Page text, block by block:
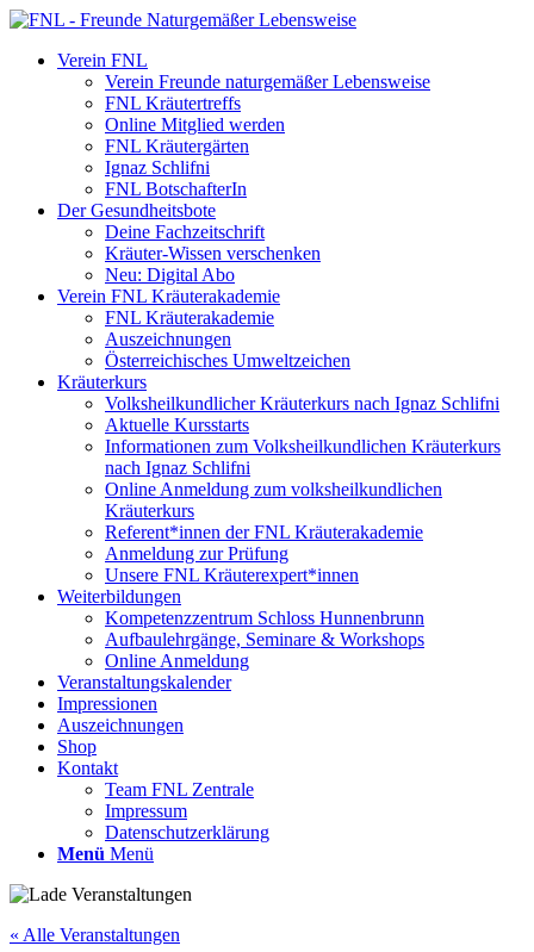
Verein FNL
Verein Freunde naturgemäßer Lebensweise
FNL Kräutertreffs
Online Mitglied werden
FNL Kräutergärten
Ignaz Schlifni
FNL BotschafterIn
Der Gesundheitsbote
Deine Fachzeitschrift
Kräuter-Wissen verschenken
Neu: Digital Abo
Verein FNL Kräuterakademie
FNL Kräuterakademie
Auszeichnungen
Österreichisches Umweltzeichen
Kräuterkurs
Volksheilkundlicher Kräuterkurs nach Ignaz Schlifni
Aktuelle Kursstarts
Informationen zum Volksheilkundlichen Kräuterkurs
nach Ignaz Schlifni
Online Anmeldung zum volksheilkundlichen
Kräuterkurs
Referent*innen der FNL Kräuterakademie
Anmeldung zur Prüfung
Unsere FNL Kräuterexpert*innen
Weiterbildungen
Kompetenzzentrum Schloss Hunnenbrunn
Aufbaulehrgänge, Seminare & Workshops
Online Anmeldung
Veranstaltungskalender
Impressionen
Auszeichnungen
Shop
Kontakt
Team FNL Zentrale
Impressum
Datenschutzerklärung
Menü Menü
« Alle Veranstaltungen